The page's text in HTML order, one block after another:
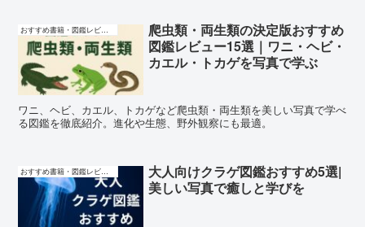
おすすめ書籍・図鑑レビュー
爬虫類・両生類の決定版おすすめ
図鑑レビュー15選｜ワニ・ヘビ・
カエル・トカゲを写真で学ぶ
ワニ、ヘビ、カエル、トカゲなど爬虫類・両生類を美しい写真で学べ
る図鑑を徹底紹介。進化や生態、野外観察にも最適。
おすすめ書籍・図鑑レビュー
大人向けクラゲ図鑑おすすめ5選|
美しい写真で癒しと学びを